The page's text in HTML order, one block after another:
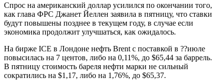
Спрос на американский доллар усилился по окончании того,
как глава ФРС Джанет Йеллен заявила в пятницу, что ставки
будут повышены позднее в текущем году, в случае если
экономика продолжит улучшаться, как ожидалось.
На бирже ICE в Лондоне нефть Brent с поставкой в ??июле
повысилась на 7 центов, либо на 0,11%, до $65,44 за баррель.
В пятницу стоимость бареля нефти марки не сильный
сократились на $1,17, либо на 1,76%, до $65,37.